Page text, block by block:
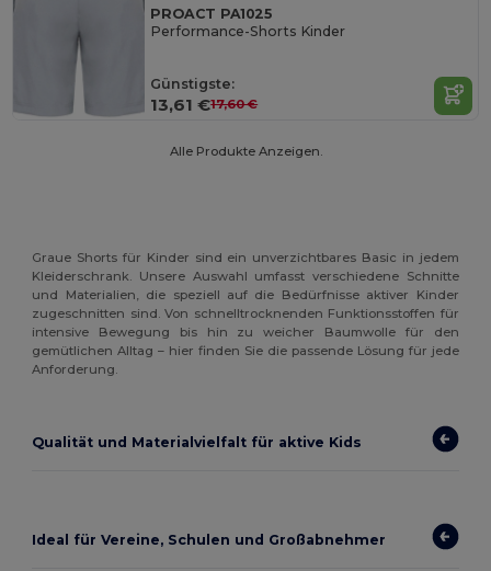
PROACT PA1025
Performance-Shorts Kinder
Günstigste:
13,61 €17,60 €
Alle Produkte Anzeigen.
Graue Shorts für Kinder sind ein unverzichtbares Basic in jedem
Kleiderschrank. Unsere Auswahl umfasst verschiedene Schnitte
und Materialien, die speziell auf die Bedürfnisse aktiver Kinder
zugeschnitten sind. Von schnelltrocknenden Funktionsstoffen für
intensive Bewegung bis hin zu weicher Baumwolle für den
gemütlichen Alltag – hier finden Sie die passende Lösung für jede
Anforderung.
Qualität und Materialvielfalt für aktive Kids
Ideal für Vereine, Schulen und Großabnehmer